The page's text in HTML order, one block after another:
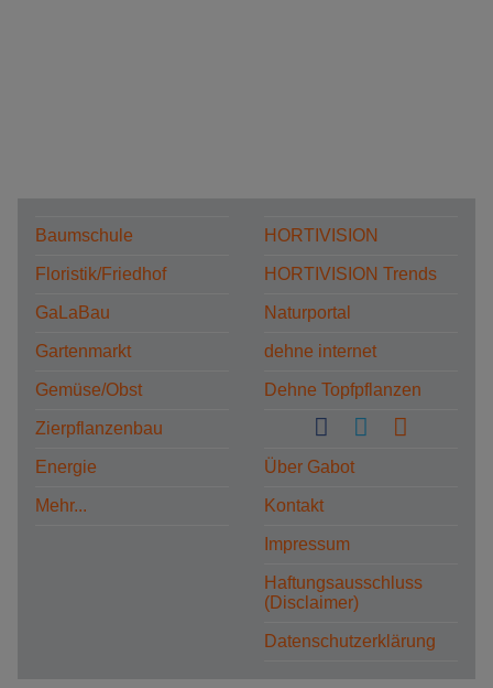
Baumschule
Floristik/Friedhof
GaLaBau
Gartenmarkt
Gemüse/Obst
Zierpflanzenbau
Energie
Mehr...
HORTIVISION
HORTIVISION Trends
Naturportal
dehne internet
Dehne Topfpflanzen
Über Gabot
Kontakt
Impressum
Haftungsausschluss
(Disclaimer)
Datenschutzerklärung